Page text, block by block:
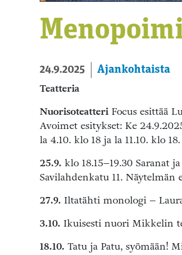
24.9.2025 Ajankohtaista
Teatteria
Nuorisoteatteri Focus esittää
Avoimet esitykset: Ke
la 4.10. klo 18 ja la 11.10. klo 18.
25.9. klo 18.15–19.30 Saranat
Savilahdenkatu 11. Näytelmän
27.9. Iltatähti monologi –
3.10. Ikuisesti nuori Mikkelin
18.10. Tatu ja Patu, syömään!